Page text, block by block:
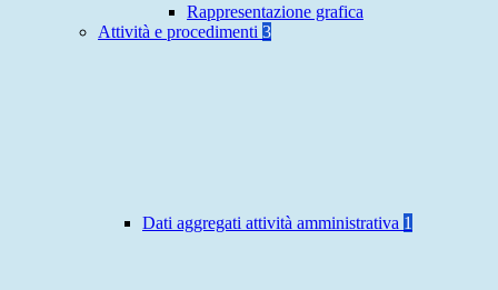
Rappresentazione grafica
Attività e procedimenti 3
Dati aggregati attività amministrativa 1